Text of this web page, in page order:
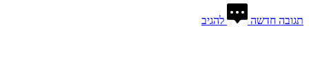
תגובה חדשה להגיב